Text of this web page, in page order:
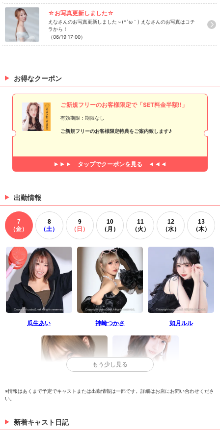
☆お写真更新しました☆
えなさんのお写真更新しました～(*´ω｀) えなさんのお写真はコチ
ラから！
（06/19 17:00）
お得なクーポン
ご新規フリーのお客様限定で「SET料金半額!!」
有効期限：期限なし
ご新規フリーのお客様限定特典をご案内致します♪
タップでクーポンを見る
出勤情報
7
（金）
8
（土）
9
（日）
10
（月）
11
（火）
12
（水）
13
（木）
瓜生あい 神崎つかさ 如月ルル
もう少し見る
※情報はあくまで予定でキャストまたは出勤情報は一部です。詳細はお店にお問い合わせくださ
い。
新着キャスト日記